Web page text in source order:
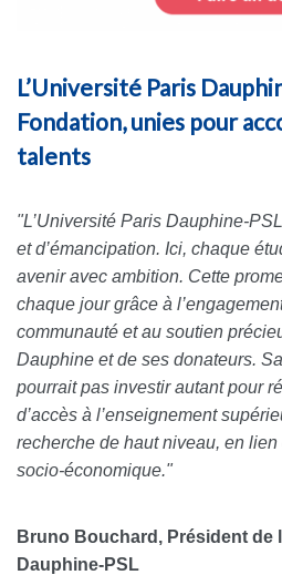
L’Université Paris
Fondation, unies pour
talents
"L’Université Paris Dauphine-
et d’émancipation. Ici, chaque
avenir avec ambition. Cette
chaque jour grâce à
communauté et au soutien
Dauphine et de ses donateurs.
pourrait pas investir autant pour
d’accès à l’enseignement
recherche de haut niveau, en
socio-économique."
Bruno Bouchard, Président de
Dauphine-PSL